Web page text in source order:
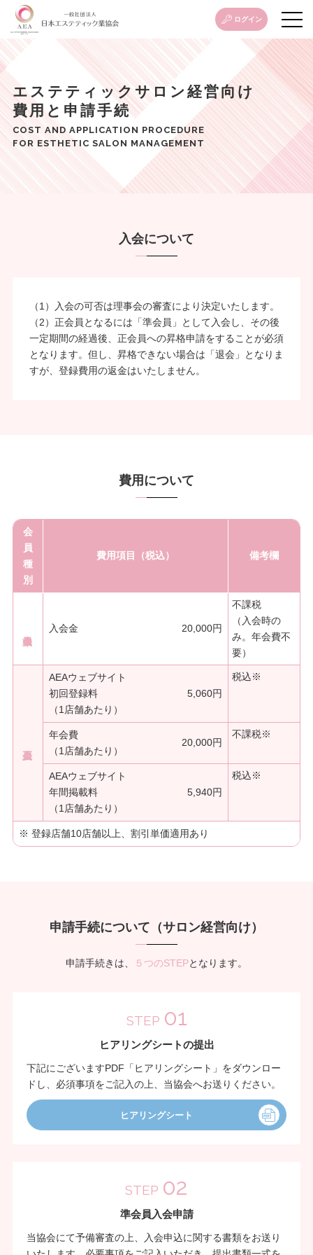
ログイン
エステティックサロン経営向け
費用と申請手続
COST AND APPLICATION PROCEDURE
FOR ESTHETIC SALON MANAGEMENT
入会について
（1）入会の可否は理事会の審査により決定いたします。
（2）正会員となるには「準会員」として入会し、その後
一定期間の経過後、正会員への昇格申請をすることが必須
となります。但し、昇格できない場合は「退会」となりま
すが、登録費用の返金はいたしません。
費用について
会
員
種
別
費用項目（税込） 備考欄
入会金 20,000円
不課税
（入会時の
み。年会費不
要）
AEAウェブサイト
初回登録料
（1店舗あたり）
5,060円
税込※
年会費
（1店舗あたり）
20,000円
不課税※
AEAウェブサイト
年間掲載料
（1店舗あたり）
5,940円
税込※
※ 登録店舗10店舗以上、割引単価適用あり
申請手続について（サロン経営向け）
申請手続きは、 ５つのSTEPとなります。
STEP 01
ヒアリングシートの提出
下記にございますPDF「ヒアリングシート」をダウンロー
ドし、必須事項をご記入の上、当協会へお送りください。
ヒアリングシート
STEP 02
準会員入会申請
当協会にて予備審査の上、入会申込に関する書類をお送り